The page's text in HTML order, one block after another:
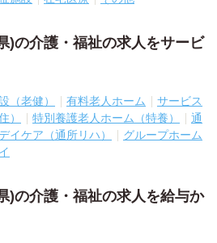
)の介護・福祉の求人をサービ
（老健） 有料老人ホーム
サービス
）
特別養護老人ホーム（特養）
通
イケア（通所リハ）
グループホーム
)の介護・福祉の求人を給与か